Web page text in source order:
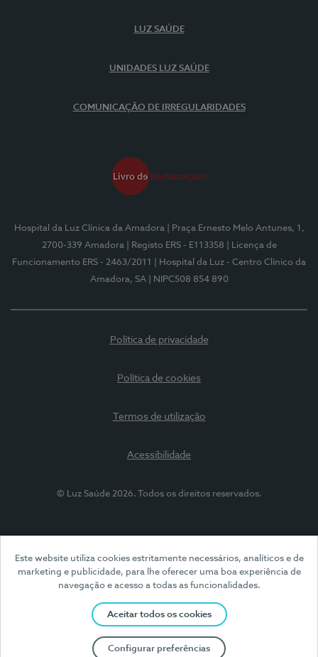
Este website utiliza cookies estritamente necessários, analíticos e de
marketing e publicidade, para lhe oferecer uma boa experiência de
navegação e acesso a todas as funcionalidades.
Aceitar todos os cookies
Configurar preferências
LUZ SAÚDE
UNIDADES LUZ SAÚDE
COMUNICAÇÃO DE IRREGULARIDADES
Hospital da Luz Clínica da Amadora
| Praça Ernesto Melo Antunes, 1,
2700-339 Amadora
| Registo ERS - E113358
| Licença de
Funcionamento ERS - 2463/2011
| Hospital da Luz - Centro Clínico da
Amadora, SA
| NIPC508 854 890
Política de privacidade
Política de cookies
Termos de utilização
Acessibilidade
© Luz Saúde 2026. Todos os direitos reservados.